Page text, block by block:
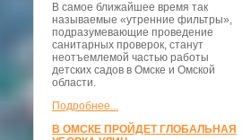
В самое ближайшее время так
называемые «утренние фильтры»,
подразумевающие проведение
санитарных проверок, станут
неотъемлемой частью работы
детских садов в Омске и Омской
области.
Подробнее...
В ОМСКЕ ПРОЙДЕТ ГЛОБАЛЬНАЯ